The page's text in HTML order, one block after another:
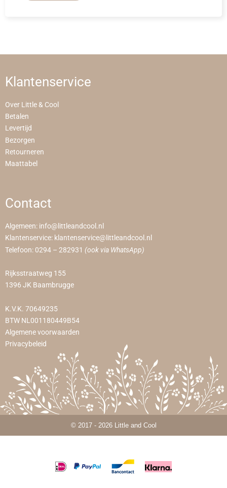
Klantenservice
Over Little & Cool
Betalen
Levertijd
Bezorgen
Retourneren
Maattabel
Contact
Algemeen: info@littleandcool.nl
Klantenservice: klantenservice@littleandcool.nl
Telefoon: 0294 – 282931 (ook via WhatsApp)
Rijksstraatweg 155
1396 JK Baambrugge
K.V.K. 70649235
BTW NL001180449B54
Algemene voorwaarden
Privacybeleid
© 2017 - 2026 Little and Cool